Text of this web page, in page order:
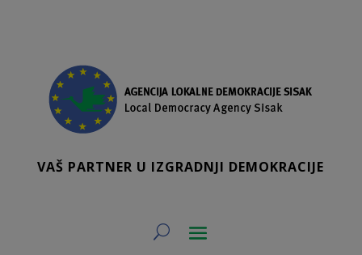
VAŠ PARTNER U IZGRADNJI DEMOKRACIJE